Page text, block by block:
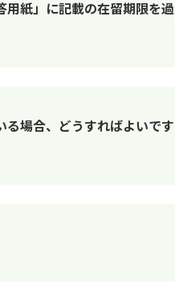
用紙」に記載の在留期限を過
場合、どうすればよいです